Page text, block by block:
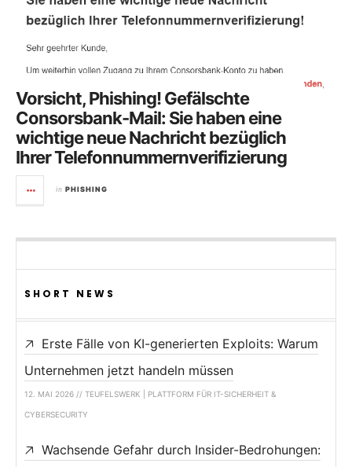
Vorsicht, Phishing! Gefälschte
Consorsbank-Mail: Sie haben eine
wichtige neue Nachricht bezüglich
Ihrer Telefonnummernverifizierung
in PHISHING
SHORT NEWS
Erste Fälle von KI-generierten Exploits: Warum
Unternehmen jetzt handeln müssen
12. MAI 2026 // TEUFELSWERK | PLATTFORM FÜR IT-SICHERHEIT &
CYBERSECURITY
Wachsende Gefahr durch Insider-Bedrohungen: